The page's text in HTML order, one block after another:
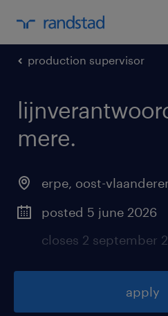
production supervisor
mere.
erpe, oost-
posted 5 june 2026
closes 2 september
apply